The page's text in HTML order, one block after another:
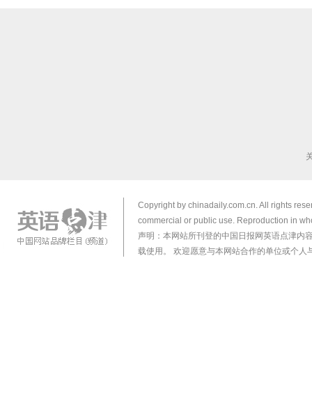
Copyright by chinadaily.com.cn. All rights
commercial or public use. Reproduction in
声明：本网站所刊登的中国日报网英语点津内
载使用。 欢迎愿意与本网站合作的单位或个人